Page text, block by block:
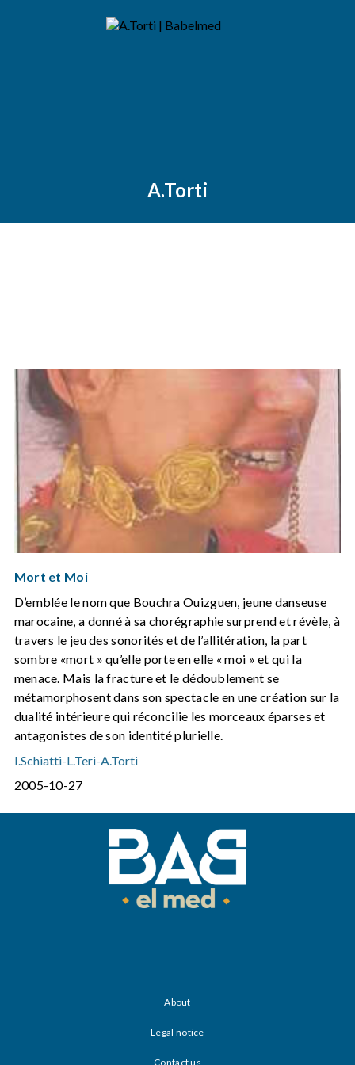
A.Torti
Mort et Moi
D’emblée le nom que Bouchra Ouizguen, jeune danseuse
marocaine, a donné à sa chorégraphie surprend et révèle, à
travers le jeu des sonorités et de l’allitération, la part
sombre «mort » qu’elle porte en elle « moi » et qui la
menace. Mais la fracture et le dédoublement se
métamorphosent dans son spectacle en une création sur la
dualité intérieure qui réconcilie les morceaux éparses et
antagonistes de son identité plurielle.
I.Schiatti-L.Teri-A.Torti
2005-10-27
About
Legal notice
Contact us